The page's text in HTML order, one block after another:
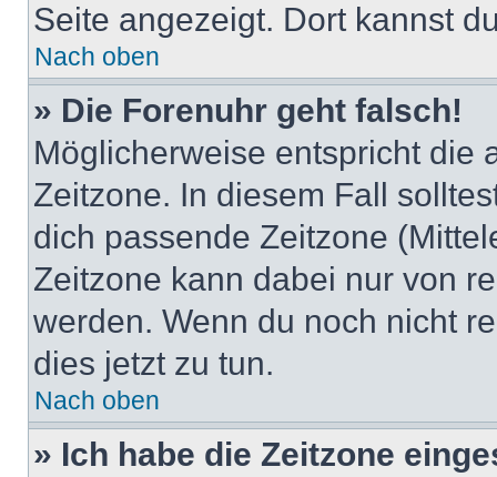
Seite angezeigt. Dort kannst
Nach oben
» Die Forenuhr geht falsch!
Möglicherweise entspricht die
Zeitzone. In diesem Fall
dich passende Zeitzone
Zeitzone kann dabei nur von
werden. Wenn du noch nicht
dies jetzt zu tun.
Nach oben
» Ich habe die Zeitzone